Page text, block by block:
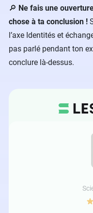
🔎 Ne fais une
chose à ta conclusion !
l’axe Identités et
pas parlé pendant ton
conclure là-dessus.